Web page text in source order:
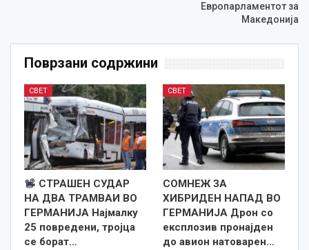
Европарламентот за
Македонија
Поврзани содржини
СВЕТ
СТРАШЕН СУДАР
НА ДВА ТРАМВАИ ВО
ГЕРМАНИЈА Најмалку
25 повредени, тројца
се борат…
СВЕТ
СОМНЕЖ ЗА
ХИБРИДЕН НАПАД ВО
ГЕРМАНИЈА Дрон со
експлозив пронајден
до авион натоварен…